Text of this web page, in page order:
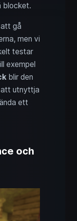
blocket.
gå
men vi
testar
exempel
blir den
att utnyttja
ett
och